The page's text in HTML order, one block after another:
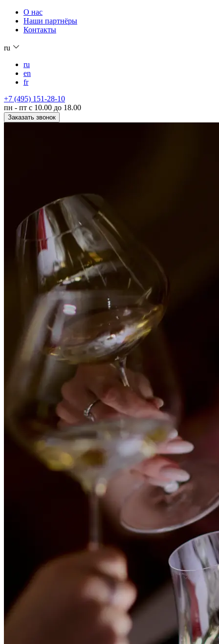
О нас
Наши партнёры
Контакты
ru
ru
en
fr
+7 (495) 151-28-10
пн - пт с 10.00 до 18.00
Заказать звонок